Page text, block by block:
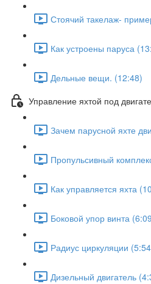
Стоячий такелаж-
Как устроены паруса
Дельные вещи. (12:48)
Управление яхтой под
Зачем парусной яхте
Пропульсивный
Как управляется яхта
Боковой упор винта
Радиус циркуляции
Дизельный двигатель